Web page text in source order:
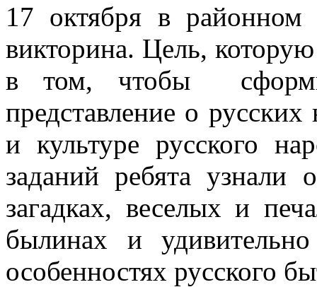
17 октября в
викторина. Цель,
в том, чтобы
представление о
и культуре русского
заданий ребята
загадках, веселых и
былинах и
особенностях русского